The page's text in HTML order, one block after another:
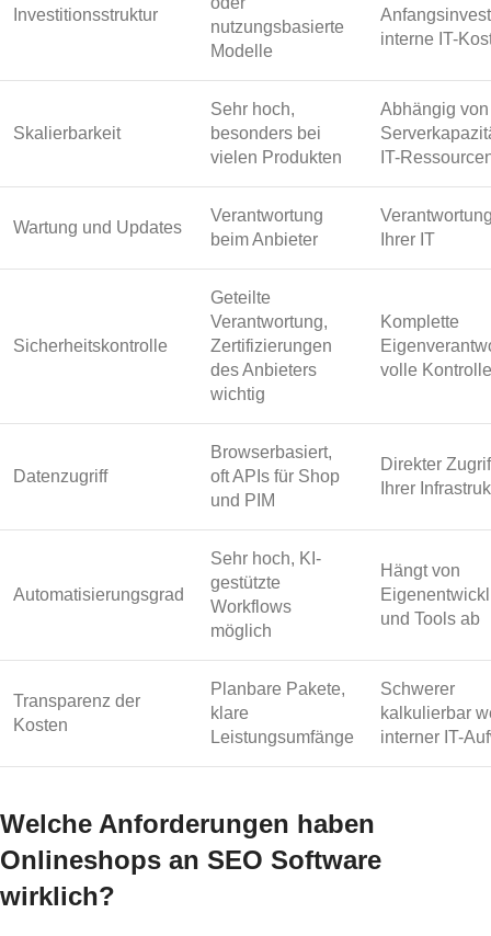
Investitionsstruktur
nutzungsbasierte
Modelle
interne IT-
Skalierbarkeit
Sehr hoch,
besonders bei
vielen Produkten
Abhängig von
IT-
Wartung und Updates
Verantwortung
beim Anbieter
Ihrer IT
Sicherheitskontrolle
Geteilte
Verantwortung,
Zertifizierungen
des Anbieters
wichtig
Komplette
volle Kontrolle
Datenzugriff
Browserbasiert,
oft APIs für Shop
und PIM
Direkter
Ihrer
Automatisierungsgrad
Sehr hoch, KI-
gestützte
Workflows
möglich
Hängt von
und Tools ab
Transparenz der
Kosten
Planbare Pakete,
klare
Leistungsumfänge
Schwerer
kalkulierbar
interner IT-
Welche Anforderungen haben
Onlineshops an SEO Software
wirklich?